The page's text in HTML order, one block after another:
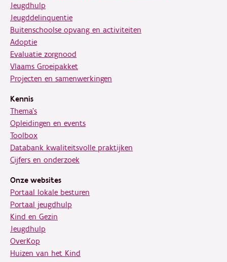
Jeugdhulp
Jeugddelinquentie
Buitenschoolse opvang en activiteiten
Adoptie
Evaluatie zorgnood
Vlaams Groeipakket
Projecten en samenwerkingen
Kennis
Thema's
Opleidingen en events
Toolbox
Databank kwaliteitsvolle praktijken
Cijfers en onderzoek
Onze websites
Portaal lokale besturen
Portaal jeugdhulp
Kind en Gezin
Jeugdhulp
OverKop
Huizen van het Kind